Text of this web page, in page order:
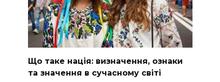
Що таке нація: визначення, ознаки
та значення в сучасному світі